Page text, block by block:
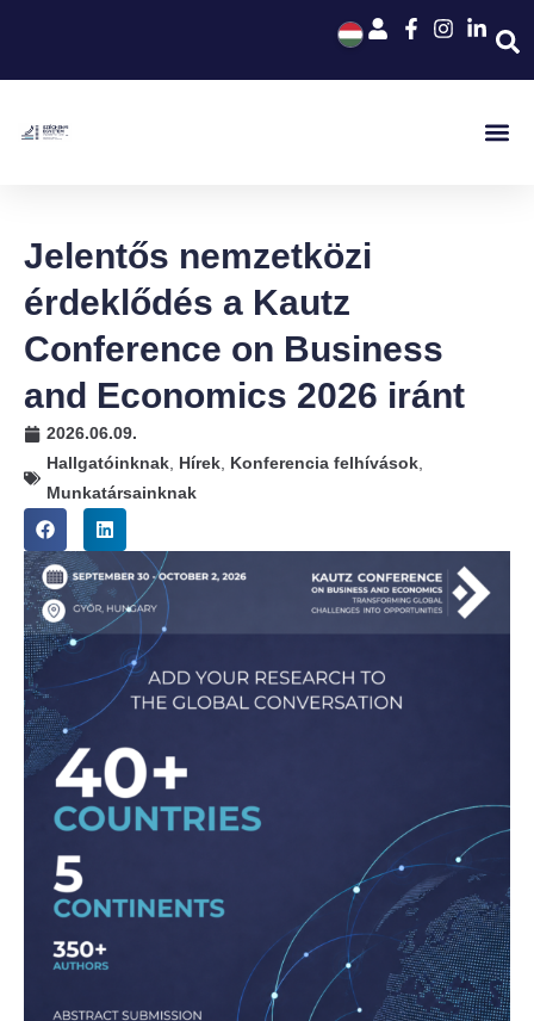
Jelentős nemzetközi
érdeklődés a Kautz
Conference on Business
and Economics 2026 iránt
2026.06.09.
Hallgatóinknak Hírek Konferencia felhívások
Munkatársainknak